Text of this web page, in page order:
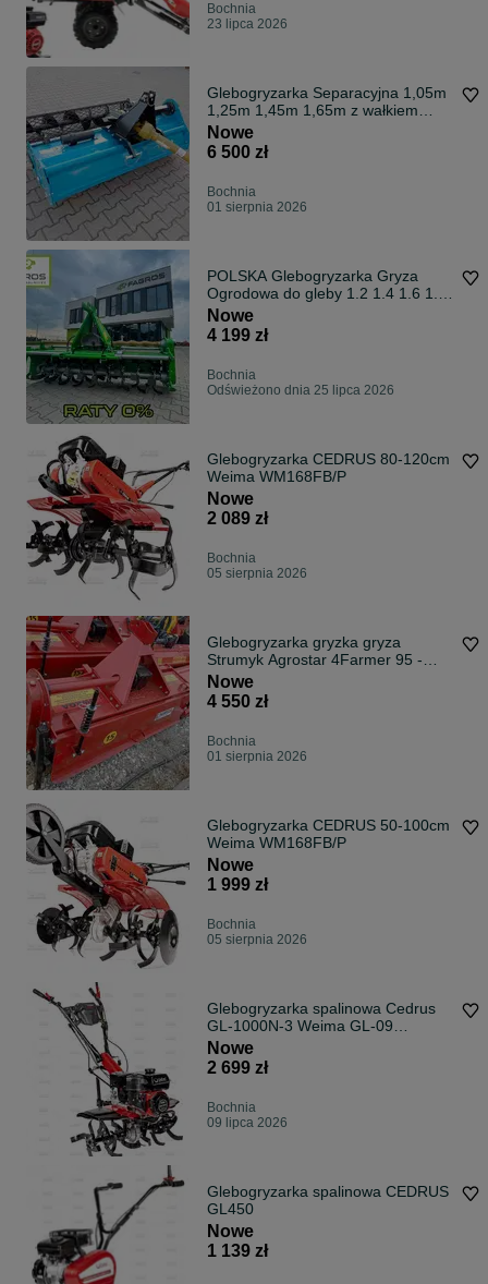
Bochnia
23 lipca 2026
Glebogryzarka Separacyjna 1,05m
1,25m 1,45m 1,65m z wałkiem
strunowym
Nowe
6 500 zł
Bochnia
01 sierpnia 2026
POLSKA Glebogryzarka Gryza
Ogrodowa do gleby 1.2 1.4 1.6 1.8
2.0 RATY
Nowe
4 199 zł
Bochnia
Odświeżono dnia 25 lipca 2026
Glebogryzarka CEDRUS 80-120cm
Weima WM168FB/P
Nowe
2 089 zł
Bochnia
05 sierpnia 2026
Glebogryzarka gryzka gryza
Strumyk Agrostar 4Farmer 95 -
280cm na wom
Nowe
4 550 zł
Bochnia
01 sierpnia 2026
Glebogryzarka CEDRUS 50-100cm
Weima WM168FB/P
Nowe
1 999 zł
Bochnia
05 sierpnia 2026
Glebogryzarka spalinowa Cedrus
GL-1000N-3 Weima GL-09
WM170F-P 212cc
Nowe
2 699 zł
Bochnia
09 lipca 2026
Glebogryzarka spalinowa CEDRUS
GL450
Nowe
1 139 zł